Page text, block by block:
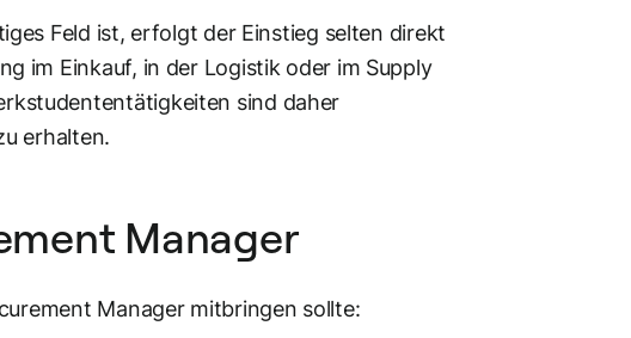
Feld ist, erfolgt der Einstieg selten direkt
im Einkauf, in der Logistik oder im Supply
sind daher
erhalten.
Manager
Manager mitbringen sollte: